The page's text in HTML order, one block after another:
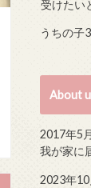
受けたい
うちの子
About
2017年5
我が家に
2023年